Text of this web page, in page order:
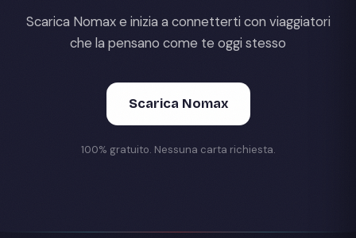
Scarica Nomax e inizia a connetterti con viaggiatori
che la pensano come te oggi stesso
Scarica Nomax
100% gratuito. Nessuna carta richiesta.